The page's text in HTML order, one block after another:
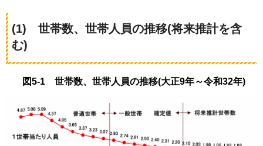
(1) 世帯数、世帯人員の推移(将来推計を含
む)
図5-1 世帯数、世帯人員の推移(大正9年～令和32年)